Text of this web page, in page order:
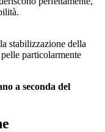
stabilizzazione della
particolarmente
a seconda del